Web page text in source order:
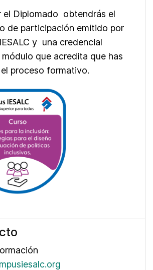
el Diplomado obtendrás el
de participación emitido por
y una credencial
que acredita que has
proceso formativo.